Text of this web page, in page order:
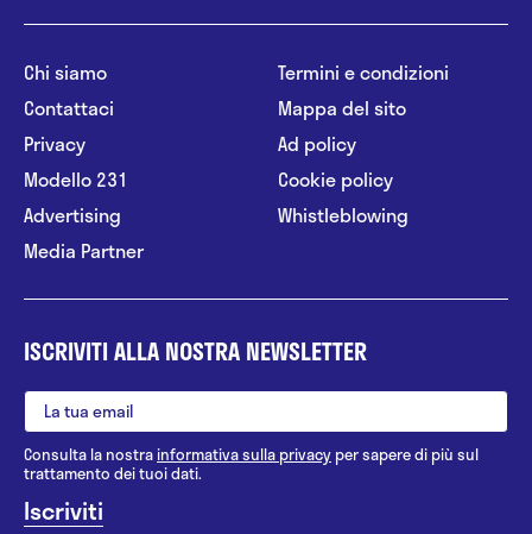
Chi siamo
Contattaci
Privacy
Modello 231
Advertising
Media Partner
Termini e condizioni
Mappa del sito
Ad policy
Cookie policy
Whistleblowing
ISCRIVITI ALLA NOSTRA NEWSLETTER
Consulta la nostrainformativa sulla privacy per sapere di più sul
trattamento dei tuoi dati.